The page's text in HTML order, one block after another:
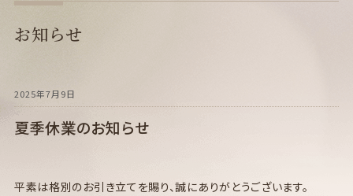
お知らせ
2025年7月9日
夏季休業のお知らせ
平素は格別のお引き立てを賜り、誠にありがとうございます。